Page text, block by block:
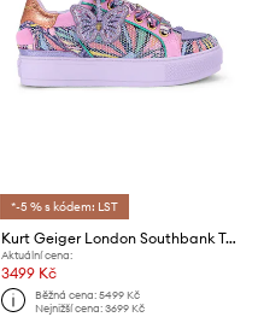
*-5 % s kódem: LST
Kurt Geiger London Southbank Tag sneakers boty dámské
Aktuální cena:
3499 Kč
Běžná cena:5499 Kč
Nejnižší cena:3699 Kč